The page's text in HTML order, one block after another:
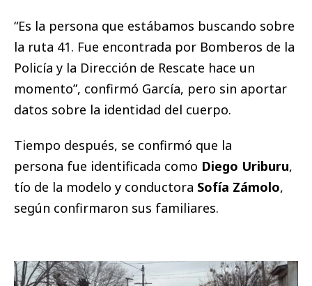
“Es la persona que estábamos buscando sobre
la ruta 41. Fue encontrada por Bomberos de la
Policía y la Dirección de Rescate hace un
momento”, confirmó García, pero sin aportar
datos sobre la identidad del cuerpo.
Tiempo después, se confirmó que la
persona fue identificada como Diego Uriburu,
tío de la modelo y conductora Sofía Zámolo,
según confirmaron sus familiares.